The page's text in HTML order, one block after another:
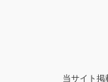
当サイト